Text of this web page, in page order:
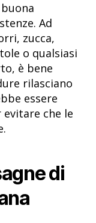
Ad
zucca,
o qualsiasi
è bene
rilasciano
essere
che le
di